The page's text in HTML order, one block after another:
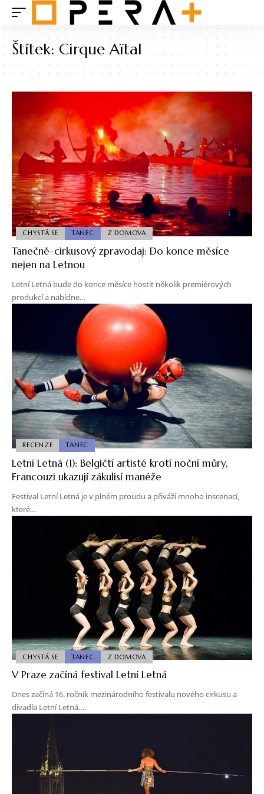
Štítek:Cirque Aïtal
CHYSTÁ SE TANEC Z DOMOVA
Tanečně-cirkusový zpravodaj: Do konce měsíce
nejen na Letnou
Letní Letná bude do konce měsíce hostit několik premiérových
produkcí a nabídne…
RECENZE TANEC
Letní Letná (1): Belgičtí artisté krotí noční můry,
Francouzi ukazují zákulisí manéže
Festival Letní Letná je v plném proudu a přiváží mnoho inscenací,
které…
CHYSTÁ SE TANEC Z DOMOVA
V Praze začíná festival Letní Letná
Dnes začíná 16. ročník mezinárodního festivalu nového cirkusu a
divadla Letní Letná.…